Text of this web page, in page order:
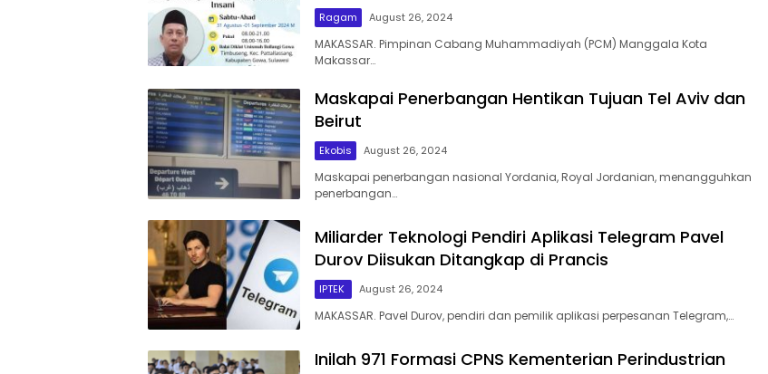
Ragam August 26, 2024
MAKASSAR. Pimpinan Cabang Muhammadiyah (PCM) Manggala Kota
Makassar…
Maskapai Penerbangan Hentikan Tujuan Tel Aviv dan
Beirut
Ekobis August 26, 2024
Maskapai penerbangan nasional Yordania, Royal Jordanian, menangguhkan
penerbangan…
Miliarder Teknologi Pendiri Aplikasi Telegram Pavel
Durov Diisukan Ditangkap di Prancis
IPTEK August 26, 2024
MAKASSAR. Pavel Durov, pendiri dan pemilik aplikasi perpesanan Telegram,…
Inilah 971 Formasi CPNS Kementerian Perindustrian